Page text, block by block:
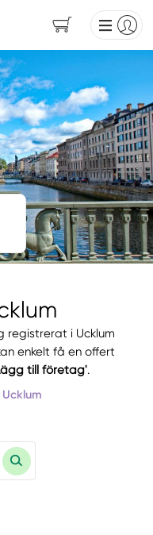
registrerat i Ucklum
enkelt få en offert
till företag'.
Ucklum